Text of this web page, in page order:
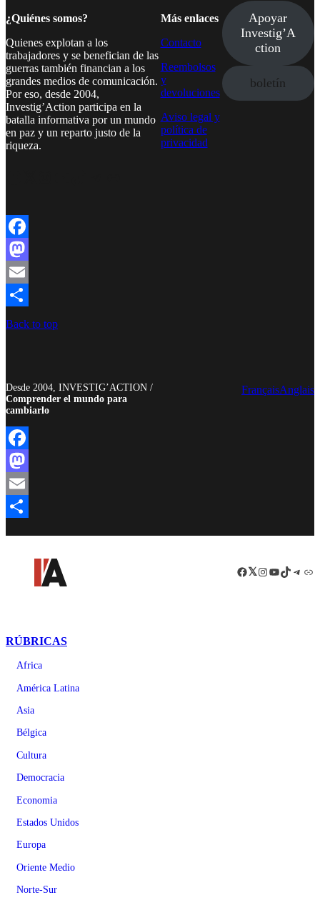
¿Quiénes somos?
Quienes explotan a los
trabajadores y se benefician de las
guerras también financian a los
grandes medios de comunicación.
Por eso, desde 2004,
Investig’Action participa en la
batalla informativa por un mundo
en paz y un reparto justo de la
riqueza.
Más enlaces
Contacto
Reembolsos
y
devoluciones
Aviso legal y
política de
privacidad
Apoyar
Investig’A
ction
boletín
Facebook
Mastodon
Email
Compartir
Back to top
Desde 2004, INVESTIG’ACTION /
Comprender el mundo para
cambiarlo
FrançaisAnglais
Facebook
Mastodon
Email
Facebook
LinkedIn
Instagram
YouTube
TikTok
RÚBRICAS
Africa
América Latina
Asia
Bélgica
Cultura
Democracia
Economia
Estados Unidos
Europa
Oriente Medio
Norte-Sur